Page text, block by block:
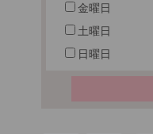
金曜日
土曜日
日曜日